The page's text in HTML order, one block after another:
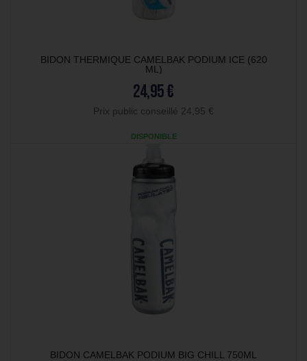
BIDON THERMIQUE CAMELBAK PODIUM ICE (620
ML)
24,95 €
Prix public conseillé 24,95 €
DISPONIBLE
BIDON CAMELBAK PODIUM BIG CHILL 750ML